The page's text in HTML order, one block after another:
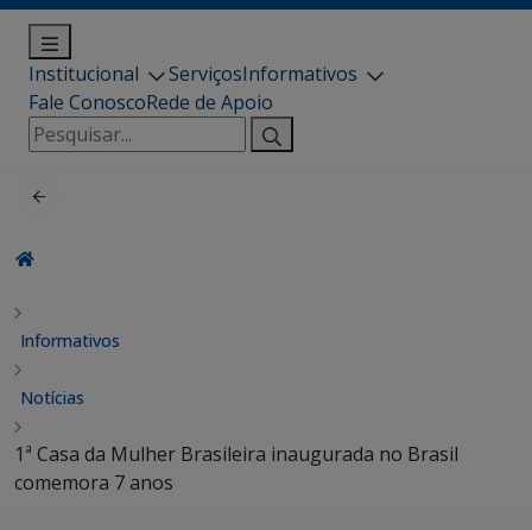
Institucional ServiçosInformativos
Fale ConoscoRede de Apoio
Pesquisar
por:
Informativos
Notícias
1ª Casa da Mulher Brasileira inaugurada no Brasil
comemora 7 anos